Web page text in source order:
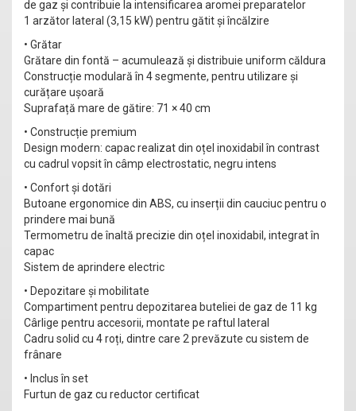
de gaz și contribuie la intensificarea aromei preparatelor
1 arzător lateral (3,15 kW) pentru gătit și încălzire
• Grătar
Grătare din fontă – acumulează și distribuie uniform căldura
Construcție modulară în 4 segmente, pentru utilizare și
curățare ușoară
Suprafață mare de gătire: 71 × 40 cm
• Construcție premium
Design modern: capac realizat din oțel inoxidabil în contrast
cu cadrul vopsit în câmp electrostatic, negru intens
• Confort și dotări
Butoane ergonomice din ABS, cu inserții din cauciuc pentru o
prindere mai bună
Termometru de înaltă precizie din oțel inoxidabil, integrat în
capac
Sistem de aprindere electric
• Depozitare și mobilitate
Compartiment pentru depozitarea buteliei de gaz de 11 kg
Cârlige pentru accesorii, montate pe raftul lateral
Cadru solid cu 4 roți, dintre care 2 prevăzute cu sistem de
frânare
• Inclus în set
Furtun de gaz cu reductor certificat